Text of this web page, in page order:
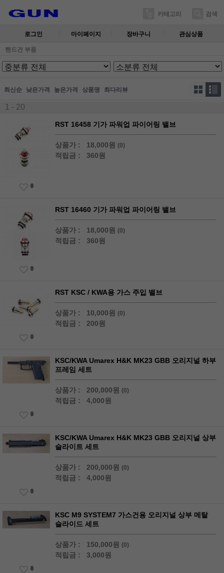
카테고리 검색
로그인 마이페이지 장바구니 관심상품
핸드건 부품
최신순 낮은가격 높은가격 상품명 최다리뷰
1 - 20
RST 16458 기가 파워업 파이어링 밸브
상품가 : 18,000원 (0)
적립금 : 360원
0
RST 16460 기가 파워업 파이어링 밸브
상품가 : 18,000원 (0)
적립금 : 360원
0
RST KSC / KWA용 가스 주입 밸브
상품가 : 10,000원 (0)
적립금 : 200원
0
KSC/KWA Umarex H&K MK23 GBB 오리지널 하부
프레임 세트
상품가 : 200,000원 (0)
적립금 : 4,000원
0
KSC/KWA Umarex H&K MK23 GBB 오리지널 상부
슬라이트 세트
상품가 : 200,000원 (0)
적립금 : 4,000원
0
KSC M9 SYSTEM7 가스건용 오리지널 상부 메탈
슬라이드 세트
상품가 : 150,000원 (0)
적립금 : 3,000원
0